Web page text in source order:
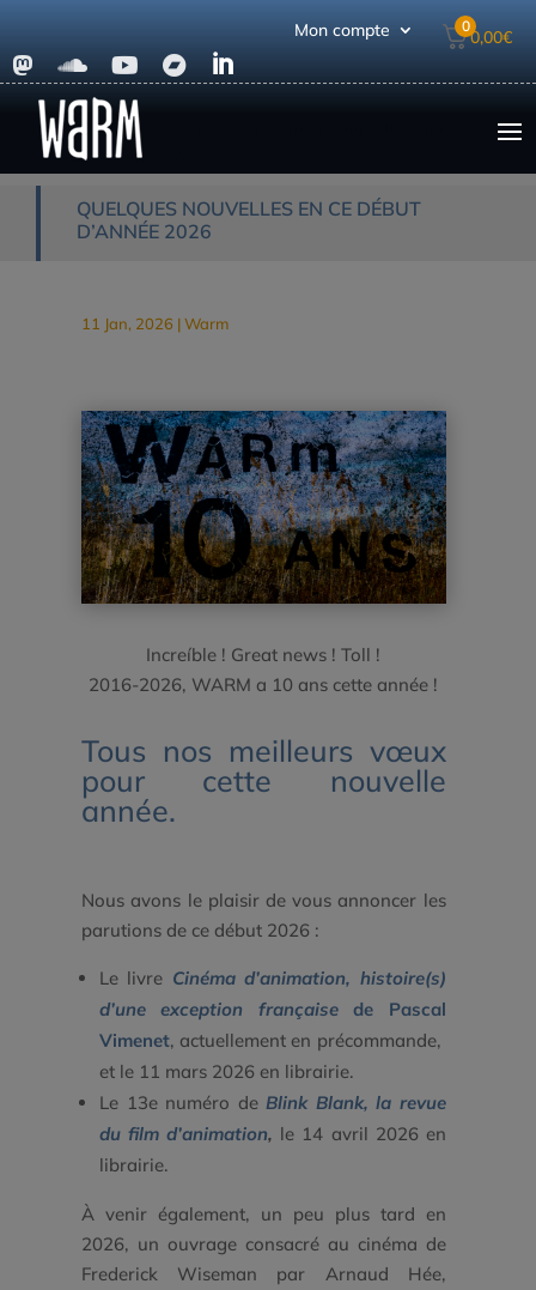
Mon compte 00,00€
    
Accueil| Actualités
début d’année 2026
QUELQUES NOUVELLES EN CE DÉBUT
D’ANNÉE 2026
11 Jan, 2026 |Warm
Increíble ! Great news ! Toll !
2016-2026, WARM a 10 ans cette année !
Tous nos meilleurs vœux
pour cette nouvelle
année.
Nous avons le plaisir de vous annoncer les
parutions de ce début 2026 :
Le livre Cinéma d’animation, histoire(s)
d’une exception françaisede Pascal
Vimenet, actuellement en précommande,
et le 11 mars 2026 en librairie.
Le 13e numéro de Blink Blank, la revue
du film d’animation, le 14 avril 2026 en
librairie.
À venir également, un peu plus tard en
2026, un ouvrage consacré au cinéma de
Frederick Wiseman par Arnaud Hée,